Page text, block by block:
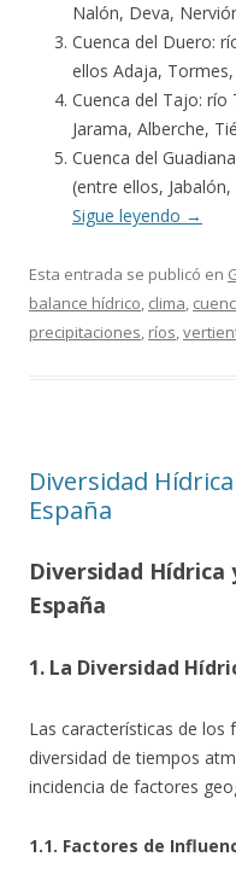
Nalón, Deva,
Cuenca del Duero:
ellos Adaja, Tormes,
Cuenca del Tajo:
Jarama, Alberche,
Cuenca del
(entre ellos,
Sigue leyendo →
Esta entrada se publicó en
balance hídrico, clima,
precipitaciones, ríos,
Diversidad
España
Diversidad
España
1. La Diversidad
Las características de los
diversidad de tiempos
incidencia de factores
1.1. Factores de